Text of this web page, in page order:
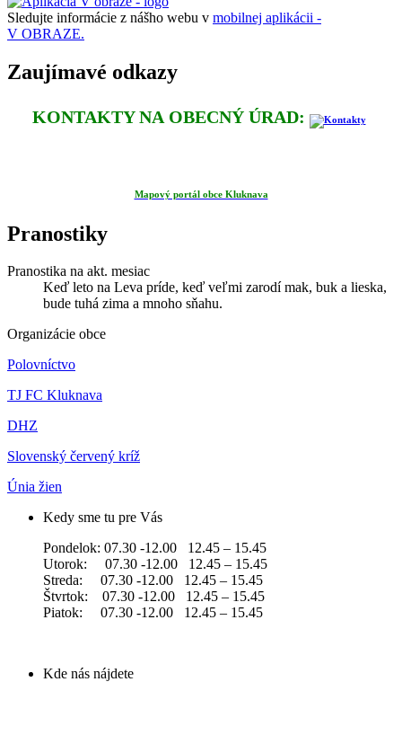
Sledujte informácie z nášho webu v mobilnej aplikácii -
V OBRAZE.
Zaujímavé odkazy
KONTAKTY NA OBECNÝ ÚRAD:
Mapový portál obce Kluknava
Pranostiky
Pranostika na akt. mesiac
Keď leto na Leva príde, keď veľmi zarodí mak, buk a lieska,
bude tuhá zima a mnoho sňahu.
Organizácie obce
Polovníctvo
TJ FC Kluknava
DHZ
Slovenský červený kríž
Únia žien
Kedy sme tu pre Vás
Pondelok: 07.30 -12.00 12.45 – 15.45
Utorok: 07.30 -12.00 12.45 – 15.45
Streda: 07.30 -12.00 12.45 – 15.45
Štvrtok: 07.30 -12.00 12.45 – 15.45
Piatok: 07.30 -12.00 12.45 – 15.45
Kde nás nájdete